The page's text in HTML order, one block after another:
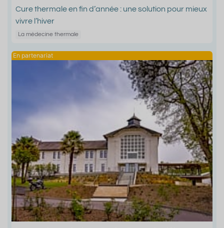
Cure thermale en fin d’année : une solution pour mieux
vivre l’hiver
La médecine thermale